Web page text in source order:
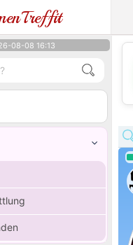
08-08 16:13